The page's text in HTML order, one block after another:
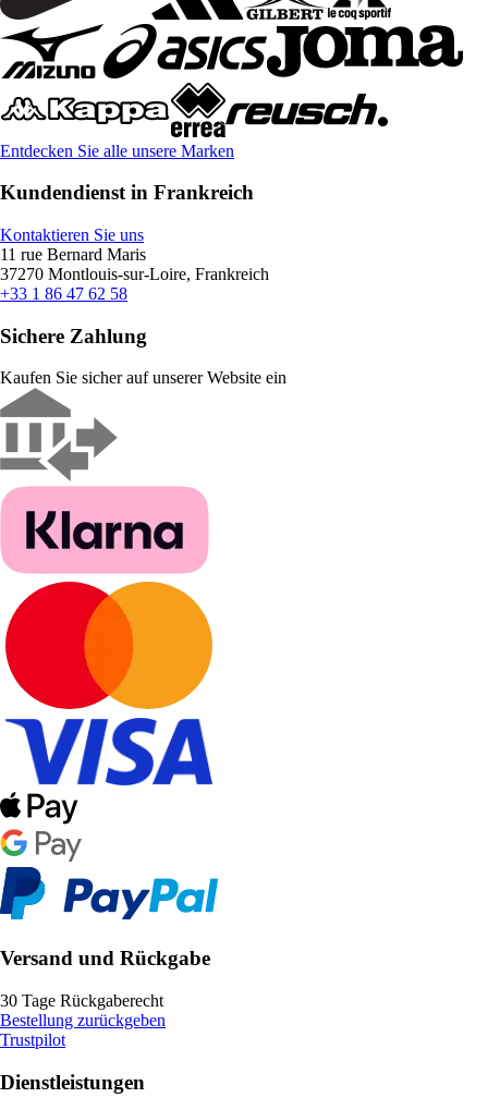
Entdecken Sie alle unsere Marken
Kundendienst in Frankreich
Kontaktieren Sie uns
11 rue Bernard Maris
37270 Montlouis-sur-Loire, Frankreich
+33 1 86 47 62 58
Sichere Zahlung
Kaufen Sie sicher auf unserer Website ein
Versand und Rückgabe
30 Tage Rückgaberecht
Bestellung zurückgeben
Trustpilot
Dienstleistungen